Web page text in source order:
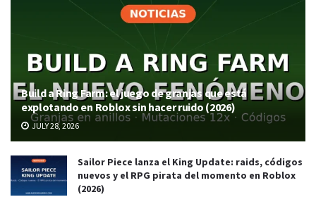
Build a Ring Farm: el juego de granjas que está
explotando en Roblox sin hacer ruido (2026)
JULY 28, 2026
Sailor Piece lanza el King Update: raids, códigos
nuevos y el RPG pirata del momento en Roblox
(2026)